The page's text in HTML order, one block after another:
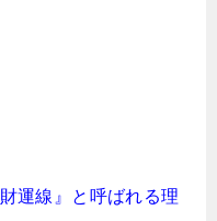
運線』と呼ばれる理